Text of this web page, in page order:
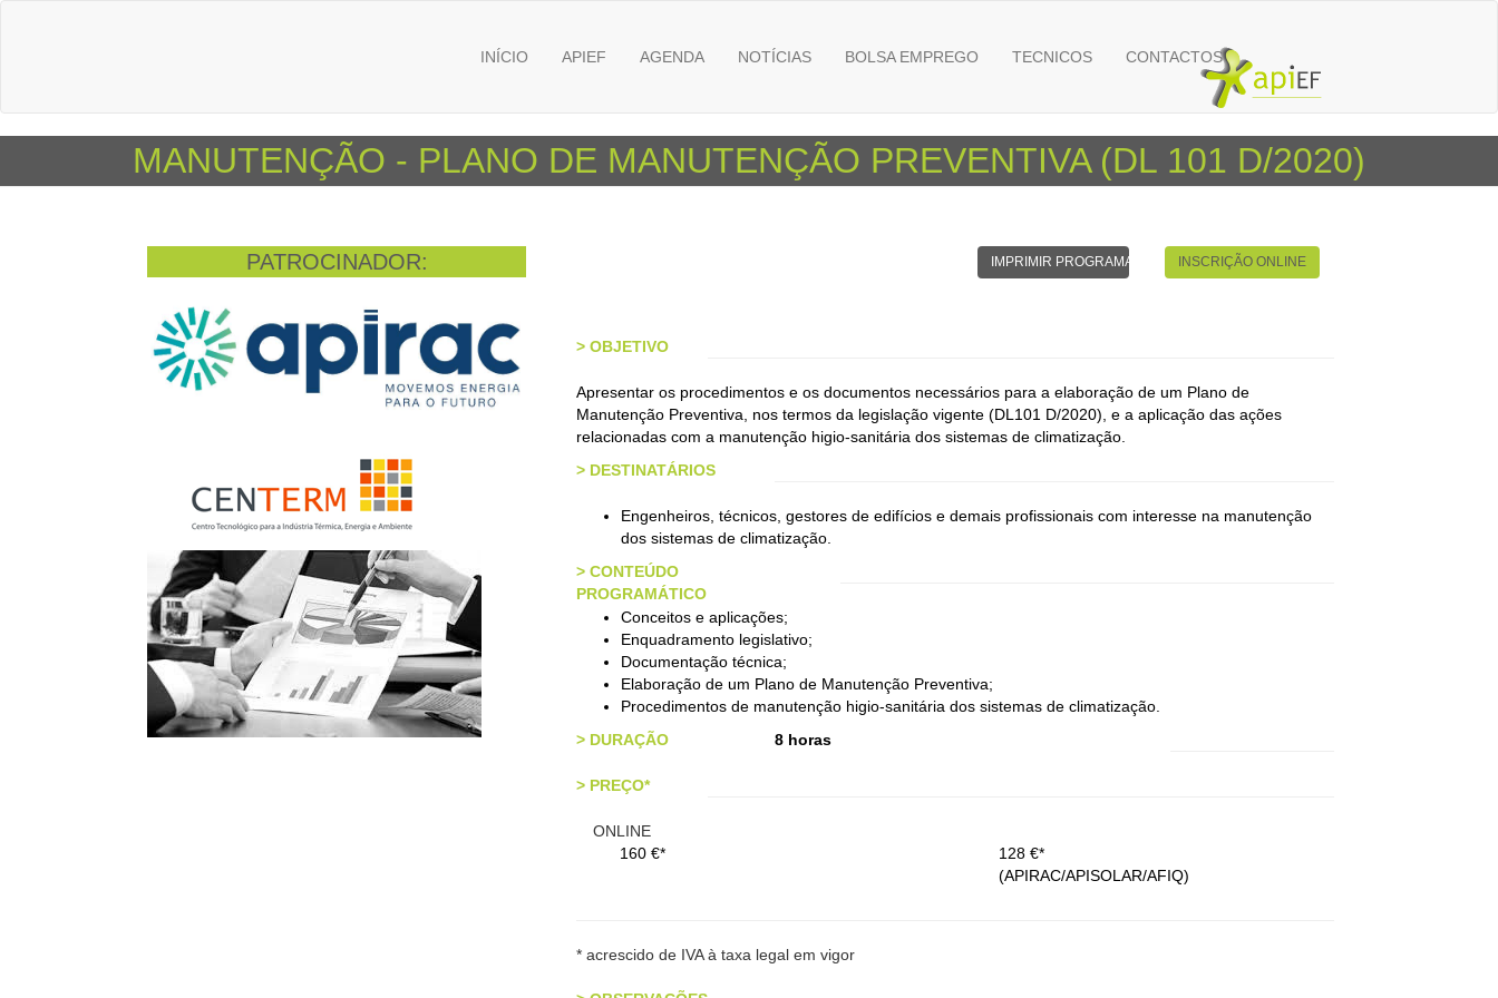
INÍCIO APIEF AGENDA NOTÍCIAS BOLSA EMPREGO TECNICOS CONTACTOS
MANUTENÇÃO - PLANO DE MANUTENÇÃO PREVENTIVA (DL 101 D/2020)
PATROCINADOR: IMPRIMIR PROGRAMA INSCRIÇÃO ONLINE
> OBJETIVO
Apresentar os procedimentos e os documentos necessários para a elaboração de um Plano de
Manutenção Preventiva, nos termos da legislação vigente (DL101 D/2020), e a aplicação das ações
relacionadas com a manutenção higio-sanitária dos sistemas de climatização.
> DESTINATÁRIOS
Engenheiros, técnicos, gestores de edifícios e demais profissionais com interesse na manutenção
dos sistemas de climatização.
> CONTEÚDO
PROGRAMÁTICO
Conceitos e aplicações;
Enquadramento legislativo;
Documentação técnica;
Elaboração de um Plano de Manutenção Preventiva;
Procedimentos de manutenção higio-sanitária dos sistemas de climatização.
> DURAÇÃO 8 horas
> PREÇO*
ONLINE
160 €*
128 €*
(APIRAC/APISOLAR/AFIQ)
* acrescido de IVA à taxa legal em vigor